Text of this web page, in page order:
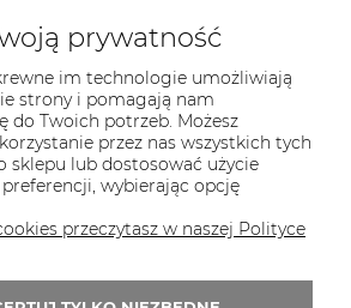
KONTAKT
PARTY WORLD
ul. M.Kopernika 13
95-015 Głowno
tel.:
42 298-76-24
prywatność
im technologie umożliwiają
strony i pomagają nam
do Twoich potrzeb. Możesz
przez nas wszystkich tych
sklepu lub dostosować użycie
wybierając opcję
przeczytasz w naszej Polityce